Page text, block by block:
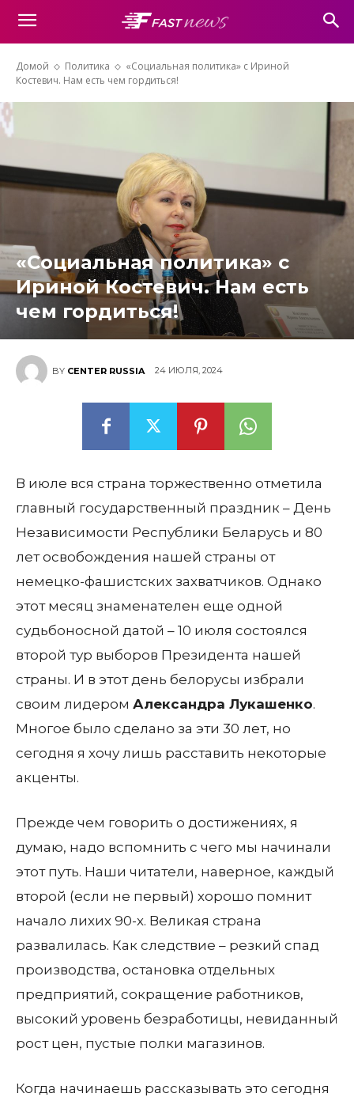
Домой Политика
«Социальная политика» с Ириной
Костевич. Нам есть чем гордиться!
«Социальная политика» с
Ириной Костевич. Нам есть
чем гордиться!
BY CENTER RUSSIA 24 ИЮЛЯ, 2024
В июле вся страна торжественно отметила
главный государственный праздник – День
Независимости Республики Беларусь и 80
лет освобождения нашей страны от
немецко-фашистских захватчиков. Однако
этот месяц знаменателен еще одной
судьбоносной датой – 10 июля состоялся
второй тур выборов Президента нашей
страны. И в этот день белорусы избрали
своим лидером Александра Лукашенко.
Многое было сделано за эти 30 лет, но
сегодня я хочу лишь расставить некоторые
акценты.
Прежде чем говорить о достижениях, я
думаю, надо вспомнить с чего мы начинали
этот путь. Наши читатели, наверное, каждый
второй (если не первый) хорошо помнит
начало лихих 90-х. Великая страна
развалилась. Как следствие – резкий спад
производства, остановка отдельных
предприятий, сокращение работников,
высокий уровень безработицы, невиданный
рост цен, пустые полки магазинов.
Когда начинаешь рассказывать это сегодня